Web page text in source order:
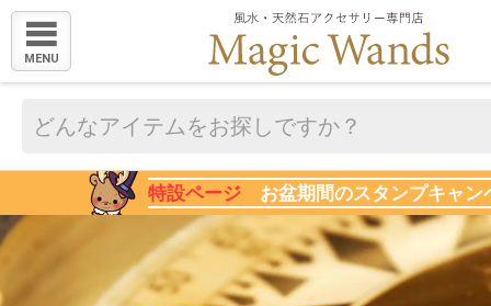
MENU
特設ページ お盆期間のスタンプキャン